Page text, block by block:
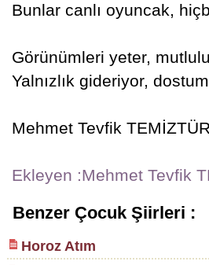
Bunlar canlı oyuncak,
Görünümleri yeter,
Yalnızlık gideriyor,
Mehmet Tevfik
Ekleyen :Mehmet Tevfik
Benzer Çocuk Şiirleri :
Horoz Atım